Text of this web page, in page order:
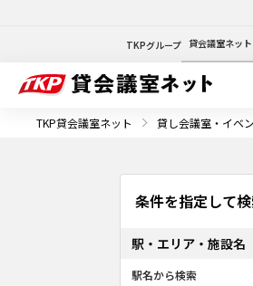
TKPグループ 貸会議室ネット
TKP貸会議室ネット 貸し会議室・イベ
条件を指定して
駅・エリア・施設名
駅名から検索